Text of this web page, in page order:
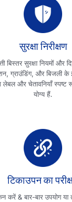
सुरक्षा निरीक्षण
बिस्तर सुरक्षा नियमों और
ग्राउंडिंग, और बिजली के
लेबल और चेतावनियाँ
योग्य हैं.
टिकाउपन का
करें & बार-बार उपयोग